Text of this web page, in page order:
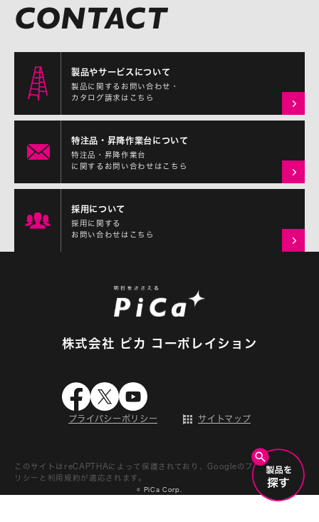
製品やサービスについて
製品に関するお問い合わせ・
カタログ請求はこちら
特注品・昇降作業台について
特注品・昇降作業台
に関するお問い合わせはこちら
採用について
採用に関する
お問い合わせはこちら
株式会社 ピカ コーポレイション
プライバシーポリシー サイトマップ
このサイトはreCAPTHAによって保護されており、Googleの プライバシーポ
リシー と 利用規約 が適応されます。
© PiCa Corp.